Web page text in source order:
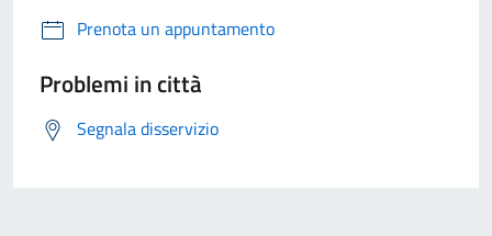
Prenota un appuntamento
Problemi in città
Segnala disservizio